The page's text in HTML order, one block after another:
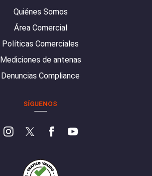
Quiénes Somos
Área Comercial
Políticas Comerciales
Mediciones de antenas
Denuncias Compliance
SÍGUENOS